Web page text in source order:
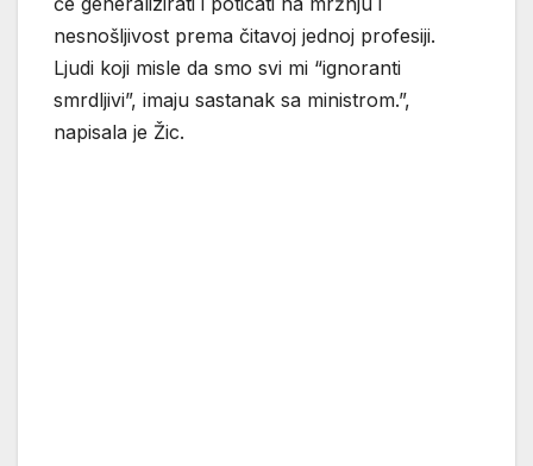
nesnošljivost prema čitavoj jednoj profesiji.
Ljudi koji misle da smo svi mi “ignoranti
smrdljivi”, imaju sastanak sa ministrom.”,
napisala je Žic.